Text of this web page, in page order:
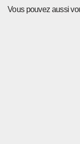
Vous pouvez aussi